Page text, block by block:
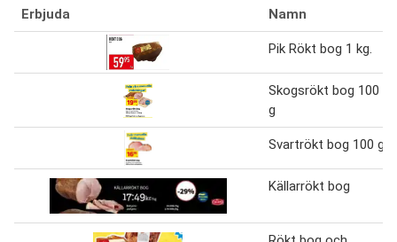
Erbjuda Namn
Pik Rökt bog 1 kg.
Skogsrökt bog 100
g
Svartrökt bog 100 g
Källarrökt bog